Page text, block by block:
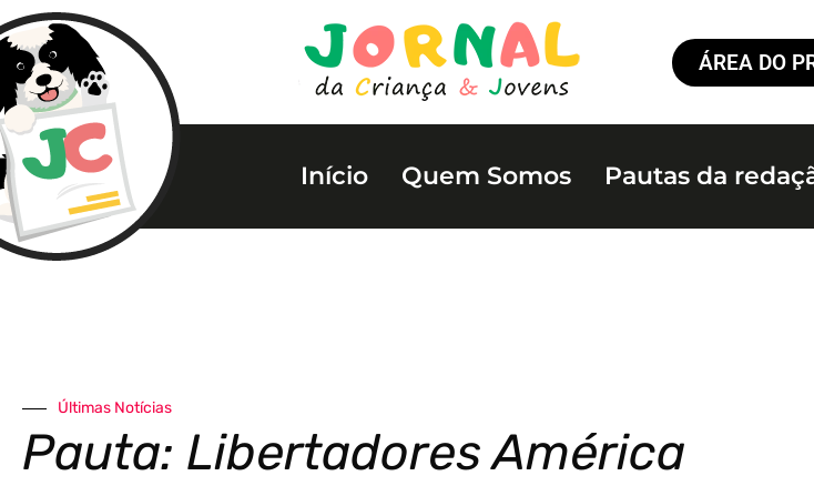
ÁREA DO
Início Quem Somos Pautas da
Últimas Notícias
Pauta: Libertadores América